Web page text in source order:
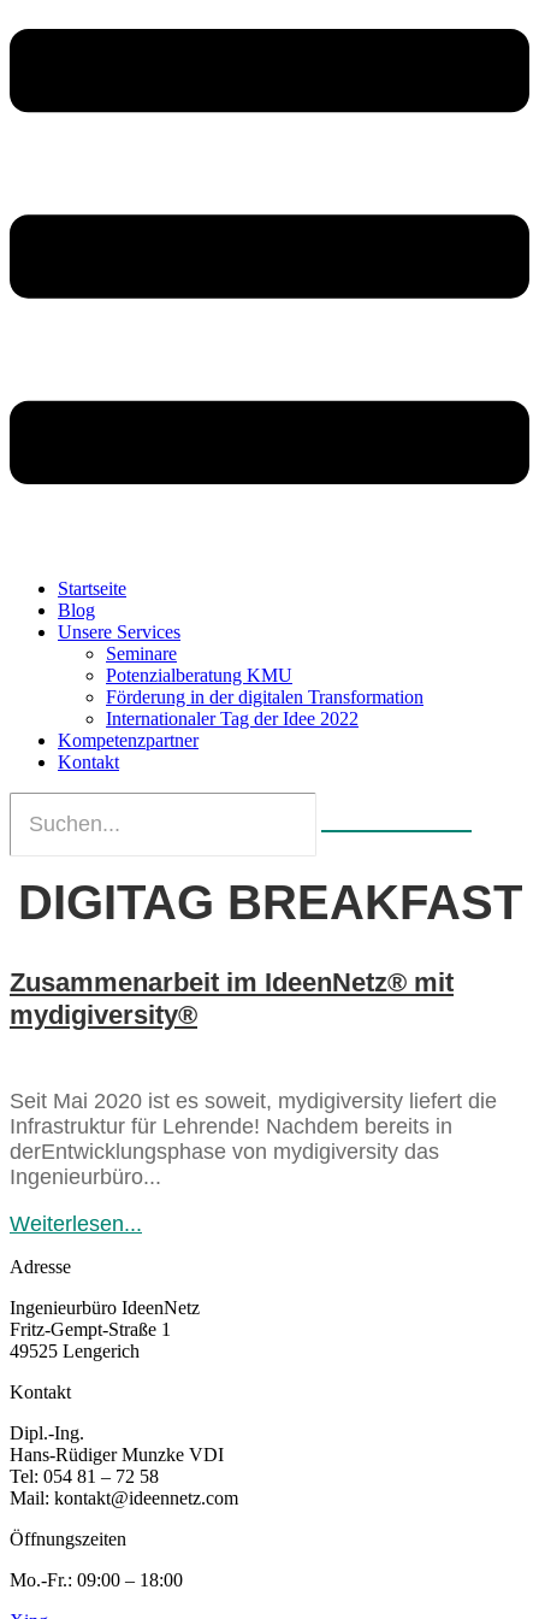
Startseite
Blog
Unsere Services
Seminare
Potenzialberatung KMU
Förderung in der digitalen Transformation
Internationaler Tag der Idee 2022
Kompetenzpartner
Kontakt
DIGITAG BREAKFAST
Zusammenarbeit im IdeenNetz® mit
mydigiversity®
Seit Mai 2020 ist es soweit, mydigiversity liefert die
Infrastruktur für Lehrende! Nachdem bereits in
derEntwicklungsphase von mydigiversity das
Ingenieurbüro...
Weiterlesen...
Adresse
Ingenieurbüro IdeenNetz
Fritz-Gempt-Straße 1
49525 Lengerich
Kontakt
Dipl.-Ing.
Hans-Rüdiger Munzke VDI
Tel: 054 81 – 72 58
Mail: kontakt@ideennetz.com
Öffnungszeiten
Mo.-Fr.: 09:00 – 18:00